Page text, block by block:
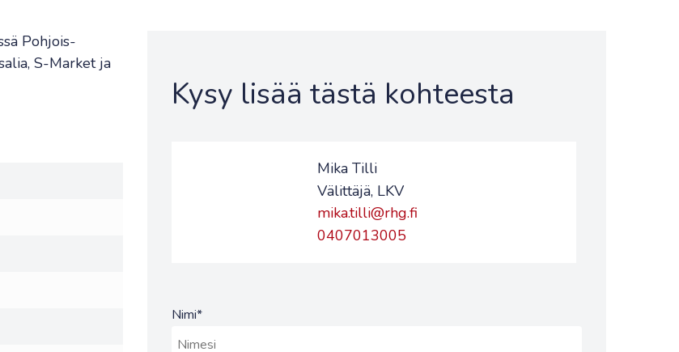
Pohjois-
S-Market ja
Kysy lisää tästä kohteesta
Mika Tilli
Välittäjä, LKV
mika.tilli@rhg.fi
0407013005
Nimi*